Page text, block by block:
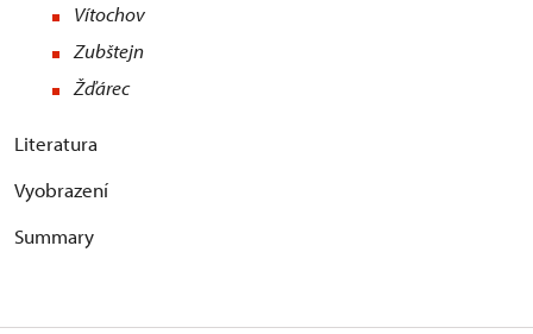
Vítochov
Zubštejn
Žďárec
Literatura
Vyobrazení
Summary